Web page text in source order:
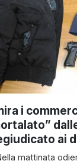
i
ai
mattinata